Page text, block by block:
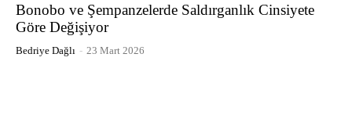
Bonobo ve Şempanzelerde Saldırganlık Cinsiyete
Göre Değişiyor
Bedriye Dağlı - 23 Mart 2026